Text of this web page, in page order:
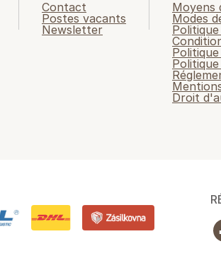
Contact
Postes vacants
Newsletter
Moyens
Modes
Droit